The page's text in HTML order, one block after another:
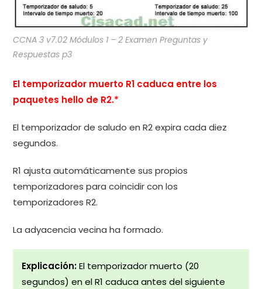
CCNA 3 v7.02 Módulos 1 – 2 Examen Preguntas y
Respuestas p3
El temporizador muerto R1 caduca entre los
paquetes hello de R2.*
El temporizador de saludo en R2 expira cada diez
segundos.
R1 ajusta automáticamente sus propios
temporizadores para coincidir con los
temporizadores R2.
La adyacencia vecina ha formado.
Explicación:El temporizador muerto (20
segundos) en el R1 caduca antes del siguiente